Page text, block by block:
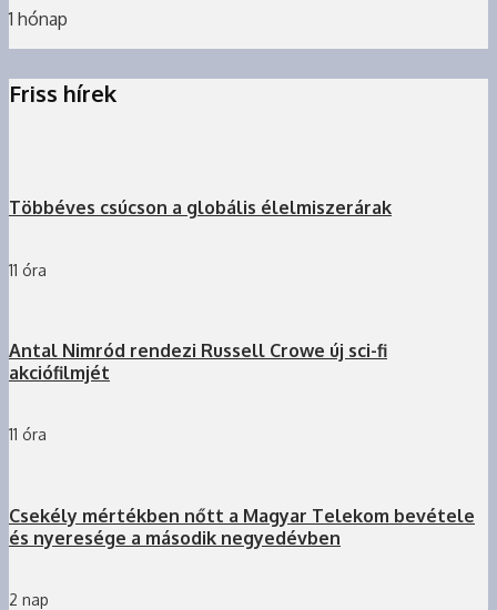
1 hónap
Friss hírek
Többéves csúcson a globális élelmiszerárak
11 óra
Antal Nimród rendezi Russell Crowe új sci-fi
akciófilmjét
11 óra
Csekély mértékben nőtt a Magyar Telekom bevétele
és nyeresége a második negyedévben
2 nap